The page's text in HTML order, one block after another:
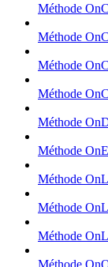
Méthode
Méthode
Méthode
Méthode
Méthode
Méthode
Méthode
Méthode
Méthode
Méthode